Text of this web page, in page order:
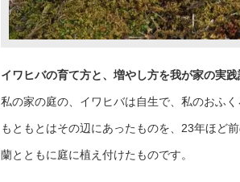
イワヒバの育て方と、増やし方を我が家の実
私の家の庭の、イワヒバは自生で、私のおふく
もともとはその辺にあったものを、23年ほど
蘭とともに庭に植え付けたものです。